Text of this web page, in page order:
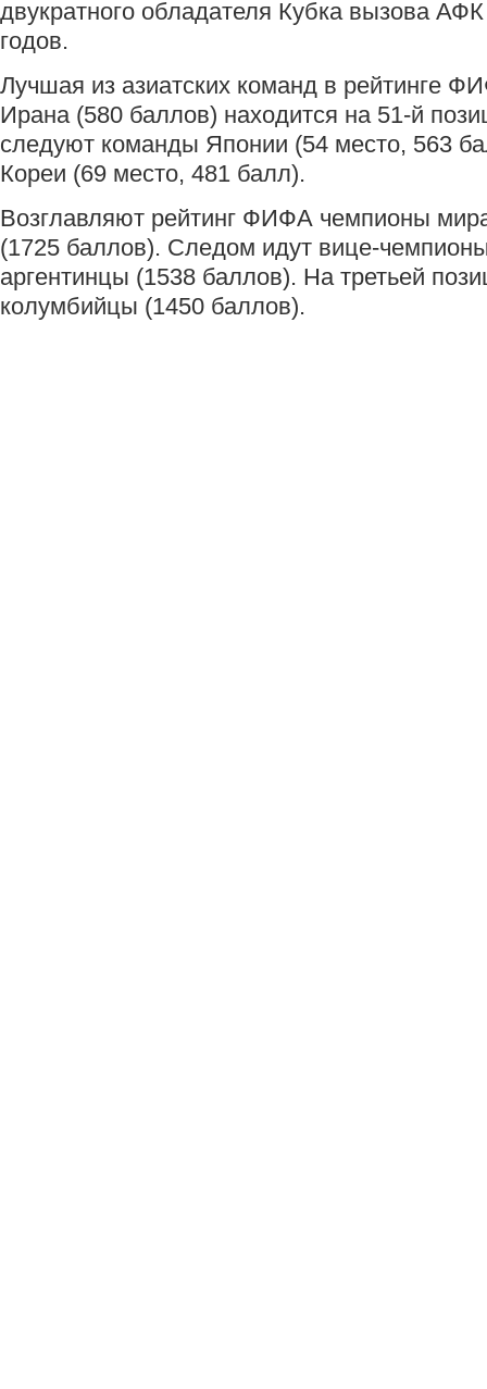
двукратного обладателя Кубка вызова
годов.
Лучшая из азиатских команд в рейтинге
Ирана (580 баллов) находится на 51-й
следуют команды Японии (54 место, 563
Кореи (69 место, 481 балл).
Возглавляют рейтинг ФИФА чемпионы
(1725 баллов). Следом идут вице-
аргентинцы (1538 баллов). На третьей
колумбийцы (1450 баллов).